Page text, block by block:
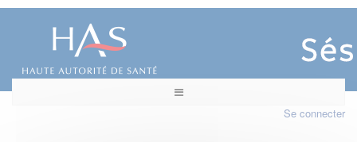
Se connecter